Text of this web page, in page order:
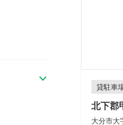
貸駐車
北下郡
大分市大